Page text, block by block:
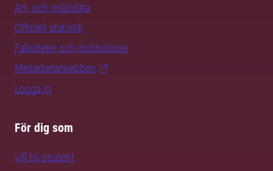
Art- och miljödata
Officiell statistik
Fakulteter och institutioner
Medarbetarwebben
Logga in
För dig som
vill bli student